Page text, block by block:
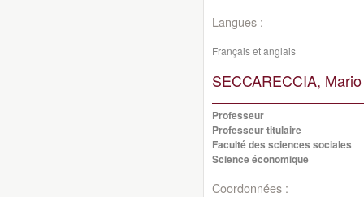
Langues :
Français et anglais
SECCARECCIA,
Professeur
Professeur titulaire
Faculté des sciences sociales
Science économique
Coordonnées :